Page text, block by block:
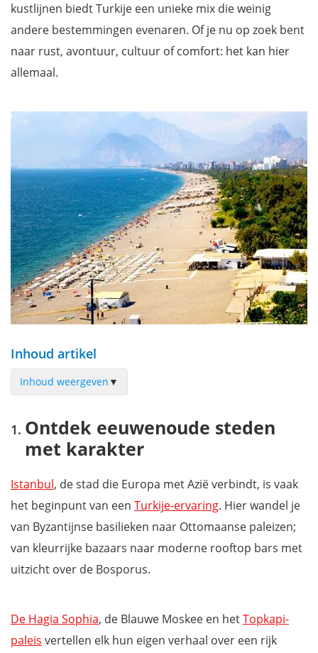
kustlijnen biedt Turkije een unieke mix die weinig
andere bestemmingen evenaren. Of je nu op zoek bent
naar rust, avontuur, cultuur of comfort: het kan hier
allemaal.
Inhoud artikel
Inhoud weergeven ▼
Relaxen aan de Turkse Rivièra
Actie en natuur: meer dan alleen strand
Een vakantie met contrasten en karakter
Ontdek eeuwenoude steden
met karakter
Istanbul, de stad die Europa met Azië verbindt, is vaak
het beginpunt van een Turkije-ervaring. Hier wandel je
van Byzantijnse basilieken naar Ottomaanse paleizen;
van kleurrijke bazaars naar moderne rooftop bars met
uitzicht over de Bosporus.
De Hagia Sophia, de Blauwe Moskee en hetTopkapi-
paleis vertellen elk hun eigen verhaal over een rijk